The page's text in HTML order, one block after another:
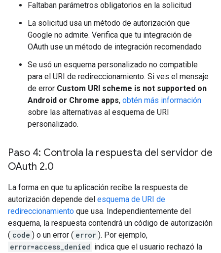
Faltaban parámetros obligatorios en la solicitud
La solicitud usa un método de autorización que
Google no admite. Verifica que tu integración de
OAuth use un método de integración recomendado
Se usó un esquema personalizado no compatible
para el URI de redireccionamiento. Si ves el mensaje
de error Custom URI scheme is not supported on
Android or Chrome apps, obtén más información
sobre las alternativas al esquema de URI
personalizado.
Paso 4: Controla la respuesta del servidor de
OAuth 2.0
La forma en que tu aplicación recibe la respuesta de
autorización depende del esquema de URI de
redireccionamiento que usa. Independientemente del
esquema, la respuesta contendrá un código de autorización
( code ) o un error ( error ). Por ejemplo,
error=access_denied indica que el usuario rechazó la